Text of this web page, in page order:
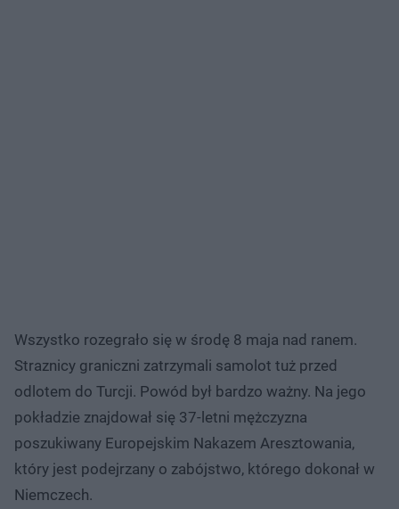
Wszystko rozegrało się w środę 8 maja nad ranem.
Straznicy graniczni zatrzymali samolot tuż przed
odlotem do Turcji. Powód był bardzo ważny. Na jego
pokładzie znajdował się 37-letni mężczyzna
poszukiwany Europejskim Nakazem Aresztowania,
który jest podejrzany o zabójstwo, którego dokonał w
Niemczech.